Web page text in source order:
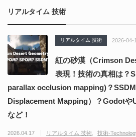
能な伸縮式ライトセ
ーバーの開発メイキ
nderのドキュメン
er向けAIエージェ
CGMatter
リアルタイム 技術
リアルタイム 技術 2026-04-
紅の砂漠（Crimson
表現！技術の真相は？
parallax occlusion mapping)？
Displacement Mapping）？Godotや
など！
2026.04.17 リアルタイム 技術 技術-